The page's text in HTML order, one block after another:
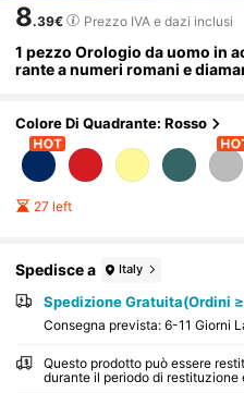
8.39€ Prezzo IVA e dazi inclusi
1 pezzo Orologio da uomo in
rante a numeri romani e
nno, Single's Day, Ognissanti,
egalo
Colore Di Quadrante: Rosso
27 left
Spedisce a Italy
Spedizione Gratuita(Ordini
Consegna prevista: 6-11 Giorni
Questo prodotto può essere
durante il periodo di restituzione